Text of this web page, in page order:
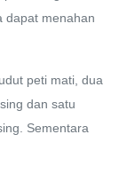
dapat menahan
peti mati, dua
dan satu
Sementara